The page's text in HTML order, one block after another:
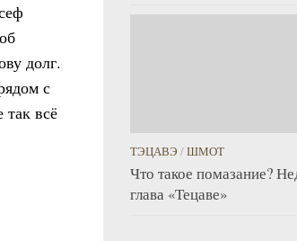
долг.
с
так всё
ТЭЦАВЭ /ШМОТ
Что такое помазание?
глава «Тецаве»